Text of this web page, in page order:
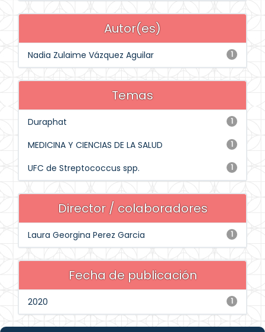
Autor(es)
1
Nadia Zulaime Vázquez Aguilar
Temas
1
Duraphat
1
MEDICINA Y CIENCIAS DE LA SALUD
1
UFC de Streptococcus spp.
Director / colaboradores
1
Laura Georgina Perez Garcia
Fecha de publicación
1
2020